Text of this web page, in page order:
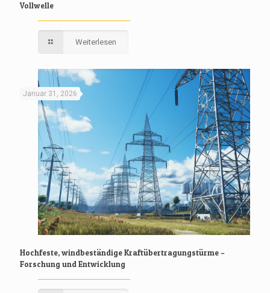
Vollwelle
Weiterlesen
Januar 31, 2026
Hochfeste, windbeständige Kraftübertragungstürme –
Forschung und Entwicklung